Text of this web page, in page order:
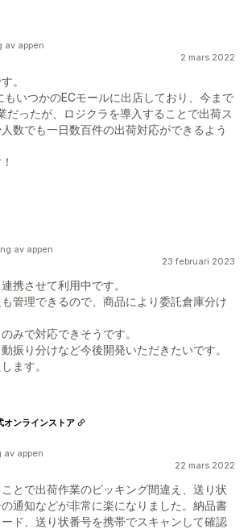
2 mars 2022
。
もいつかのECモールに出店しており、今まで
だったが、ロジクラを導入することで出荷ス
数でも一日数百件の出荷対応ができるよう
av appen
23 februari 2023
携させて利用中です。
管理できるので、商品により委託倉庫分け
みで対応できそうです。
振り分けなど今後開発いただきたいです。
ます。
av appen
22 mars 2022
とで出荷作業のピッキング間違え、送り状
通知などが非常に楽になりました。納品書
ド、送り状番号を携帯でスキャンして確認
ンラインストア
av appen